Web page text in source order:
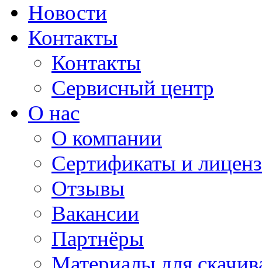
Новости
Контакты
Контакты
Сервисный центр
О нас
О компании
Сертификаты и
Отзывы
Вакансии
Партнёры